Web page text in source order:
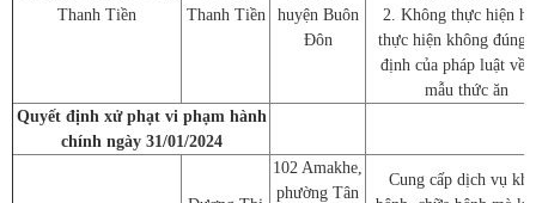
Thanh Tiền
Thanh Tiền
huyện Buôn
Đôn
2. Không thực hiện
thực hiện không đúng
định của pháp luật về
mẫu thức ăn
Quyết định xử phạt vi phạm hành
chính ngày 31/01/2024
102 Amakhe,
phường Tân
Cung cấp dịch vụ